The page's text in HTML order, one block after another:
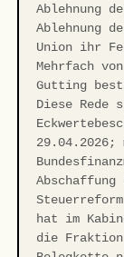
Ablehnung
Ablehnung
Union ihr
Mehrfach
Gutting
Diese Rede
29.04.2026;
hat im
die